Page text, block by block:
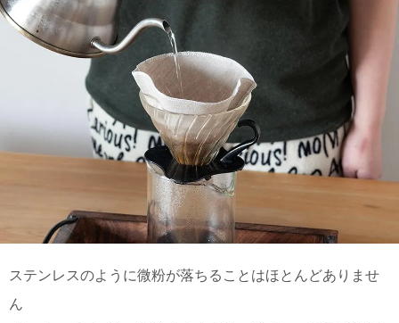
電話で問合
せ
12:00~19:00
宅急
円 北
海道
ステンレスのように微粉が落ちることはほとんどありませ
ん